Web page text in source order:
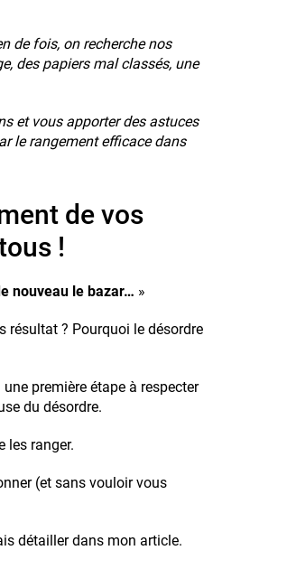
de fois, on recherche nos
des papiers mal classés, une
et vous apporter des astuces
le rangement efficace dans
de vos
!
nouveau le bazar… »
résultat ? Pourquoi le désordre
une première étape à respecter
du désordre.
les ranger.
(et sans vouloir vous
détailler dans mon article.